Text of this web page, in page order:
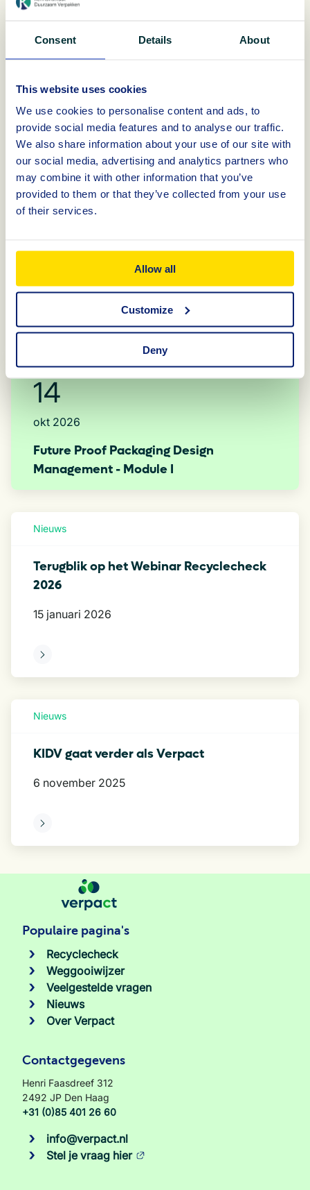
Consent Details About
This website uses cookies
We use cookies to personalise content and ads, to
provide social media features and to analyse our traffic.
We also share information about your use of our site with
our social media, advertising and analytics partners who
may combine it with other information that you’ve
provided to them or that they’ve collected from your use
of their services.
Allow all
Customize
Deny
hebben de bijzondere en unieke eigenschappen van papier en
karton bekeken vanuit het perspectief van de ondernemers en
kartonnen verpakkingen goed scoren op alle fronten: van
tot efficiënte logistiek en marketing. We geven er tevens mee
aan dat we graag willen samenwerken in de keten om de
circulaire samenleving vorm te geven”, vertelt Erik Timmermans
van Papier & Karton, namens de organisaties die
verantwoordelijk zijn voor het materiaalverduurzamingsplan. Dit
zijn de Koninklijke Vereniging van Nederlandse Papier en
Kartonfabrieken (VNP), Corrugated Benelux Association (CBA),
Meer nieuws en evenementen
14
okt 2026
Future Proof Packaging Design
Management​ - Module I
Nieuws
Terugblik op het Webinar Recyclecheck
2026
15 januari 2026
Nieuws
KIDV gaat verder als Verpact
6 november 2025
Populaire pagina's
Recyclecheck
Weggooiwijzer
Veelgestelde vragen
Nieuws
Over Verpact
Contactgegevens
Henri Faasdreef 312
2492 JP Den Haag
+31 (0)85 401 26 60
info@verpact.nl
Stel je vraag hier